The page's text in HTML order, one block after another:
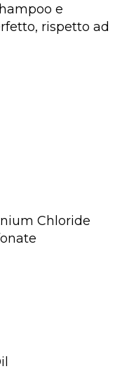
e
rispetto ad
Chloride